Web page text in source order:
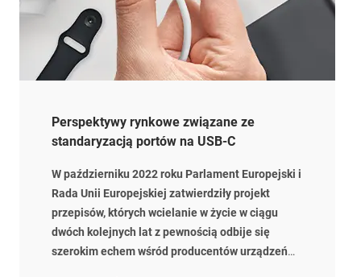
Perspektywy rynkowe związane ze
standaryzacją portów na USB-C
W październiku 2022 roku Parlament Europejski i
Rada Unii Europejskiej zatwierdziły projekt
przepisów, których wcielanie w życie w ciągu
dwóch kolejnych lat z pewnością odbije się
szerokim echem wśród producentów urządzeń